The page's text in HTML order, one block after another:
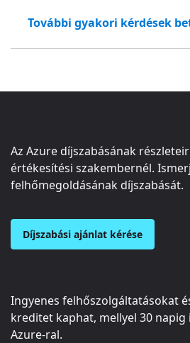
További gyakori kérdések
Az Azure díjszabásának
értékesítési szakembernél.
felhőmegoldásának díjszabását.
Díjszabási ajánlat kérése
Ingyenes felhőszolgáltatásokat
kreditet kaphat, mellyel 30 napig
Azure-ral.